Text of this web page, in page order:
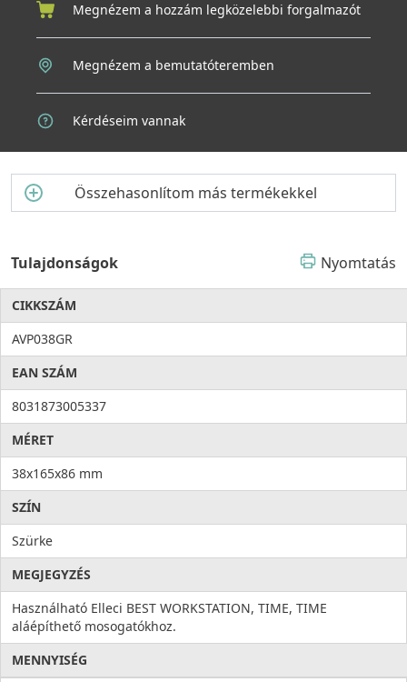
Megnézem a hozzám legközelebbi forgalmazót
Megnézem a bemutatóteremben
Kérdéseim vannak
Összehasonlítom más termékekkel
Tulajdonságok Nyomtatás
CIKKSZÁM
AVP038GR
EAN SZÁM
8031873005337
MÉRET
38x165x86 mm
SZÍN
Szürke
MEGJEGYZÉS
Használható Elleci BEST WORKSTATION, TIME, TIME
aláépíthető mosogatókhoz.
MENNYISÉG